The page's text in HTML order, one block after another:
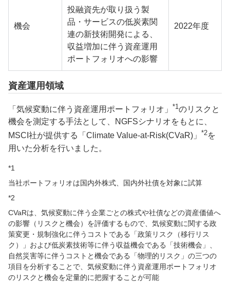
機会
投融資先が取り扱う製
品・サービスの低炭素関
連の新技術開発による、
収益増加に伴う資産運用
ポートフォリオへの影響
2022年度
資産運用領域
「気候変動に伴う資産運用ポートフォリオ」 *1のリスクと
機会を測定する手法として、NGFSシナリオをもとに、
MSCI社が提供する「Climate Value-at-Risk(CVaR)」 *2を
用いた分析を行いました。
*1
当社ポートフォリオは国内外株式、国内外社債を対象に試算
*2
CVaRは、気候変動に伴う企業ごとの株式や社債などの資産価値へ
の影響（リスクと機会）を評価するもので、気候変動に関する政
策変更・規制強化に伴うコストである「政策リスク（移行リス
ク）」および低炭素技術等に伴う収益機会である「技術機会」、
自然災害等に伴うコストと機会である「物理的リスク」の三つの
項目を分析することで、気候変動に伴う資産運用ポートフォリオ
のリスクと機会を定量的に把握することが可能